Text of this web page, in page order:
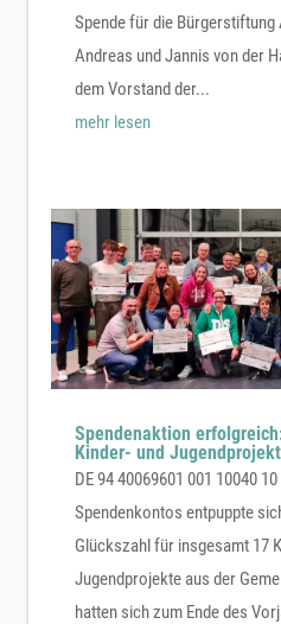
Spende für die Bürgerstiftung
Andreas und Jannis von der
dem Vorstand der...
mehr lesen
Spendenaktion
Kinder- und
DE 94 40069601 001 10040
Spendenkontos entpuppte
Glückszahl für insgesamt 17
Jugendprojekte aus der
hatten sich zum Ende des